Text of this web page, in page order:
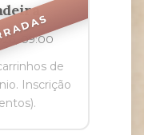
09:00
de
Inscrição